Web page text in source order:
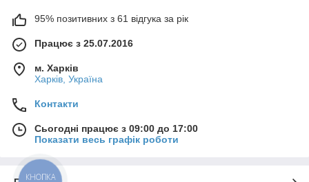
95% позитивних з 61 відгука за рік
Працює з 25.07.2016
м. Харків
Харків, Україна
Контакти
Сьогодні працює з 09:00 до 17:00
Показати весь графік роботи
КНОПКА